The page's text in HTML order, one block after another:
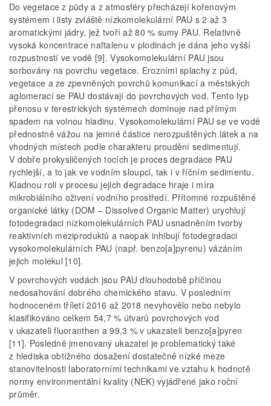
Do vegetace z půdy a z atmosféry přecházejí kořenovým
systémem i listy zvláště nízkomolekulární PAU s 2 až 3
aromatickými jádry, jež tvoří až 80 % sumy PAU. Relativně
vysoká koncentrace naftalenu v plodinách je dána jeho vyšší
rozpustností ve vodě [9]. Vysokomolekulární PAU jsou
sorbovány na povrchu vegetace. Erozními splachy z půd,
vegetace a ze zpevněných povrchů komunikací a městských
aglomerací se PAU dostávají do povrchových vod. Tento typ
přenosu v terestrických systémech dominuje nad přímým
spadem na volnou hladinu. Vysokomolekulární PAU se ve vodě
přednostně vážou na jemné částice nerozpuštěných látek a na
vhodných místech podle charakteru proudění sedimentují.
V dobře prokysličených tocích je proces degradace PAU
rychlejší, a to jak ve vodním sloupci, tak i v říčním sedimentu.
Kladnou roli v procesu jejich degradace hraje i míra
mikrobiálního oživení vodního prostředí. Přítomné rozpuštěné
organické látky (DOM – Dissolved Organic Matter) urychlují
fotodegradaci nízkomolekulárních PAU usnadněním tvorby
reaktivních meziproduktů a naopak inhibují fotodegradaci
vysokomolekulárních PAU (např. benzo[a]­pyrenu) vázáním
jejich molekul [10].
V povrchových vodách jsou PAU dlouhodobě příčinou
nedosahování dobrého chemického stavu. V posledním
hodnoceném tříletí 2016 až 2018 nevyhovělo nebo nebylo
klasifikováno celkem 54,7 % útvarů povrchových vod
v ukazateli fluoranthen a 99,3 % v ukazateli benzo[a]pyren
[11]. Posledně jmenovaný ukazatel je problematický také
z hlediska obtížného dosažení dostatečně nízké meze
stanovitelnosti laboratorními technikami ve vztahu k hodnotě
normy environmentální kvality (NEK) vyjádřené jako roční
průměr.